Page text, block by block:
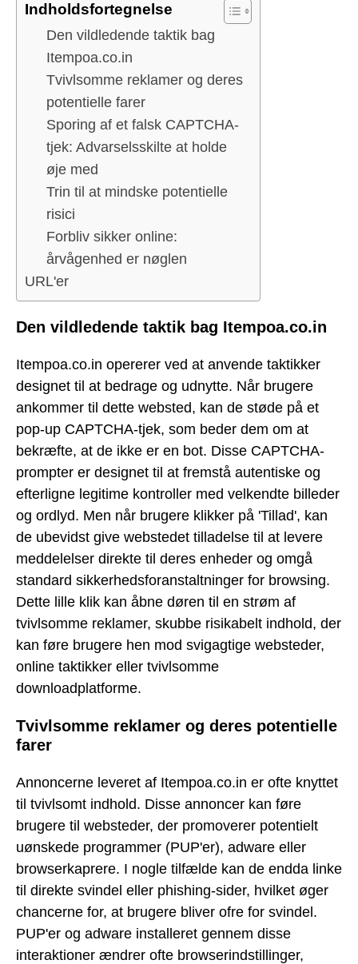
Indholdsfortegnelse
Den vildledende taktik bag
Itempoa.co.in
Tvivlsomme reklamer og deres
potentielle farer
Sporing af et falsk CAPTCHA-
tjek: Advarselsskilte at holde
øje med
Trin til at mindske potentielle
risici
Forbliv sikker online:
årvågenhed er nøglen
URL'er
Den vildledende taktik bag Itempoa.co.in
Itempoa.co.in opererer ved at anvende taktikker
designet til at bedrage og udnytte. Når brugere
ankommer til dette websted, kan de støde på et
pop-up CAPTCHA-tjek, som beder dem om at
bekræfte, at de ikke er en bot. Disse CAPTCHA-
prompter er designet til at fremstå autentiske og
efterligne legitime kontroller med velkendte billeder
og ordlyd. Men når brugere klikker på 'Tillad', kan
de ubevidst give webstedet tilladelse til at levere
meddelelser direkte til deres enheder og omgå
standard sikkerhedsforanstaltninger for browsing.
Dette lille klik kan åbne døren til en strøm af
tvivlsomme reklamer, skubbe risikabelt indhold, der
kan føre brugere hen mod svigagtige websteder,
online taktikker eller tvivlsomme
downloadplatforme.
Tvivlsomme reklamer og deres potentielle
farer
Annoncerne leveret af Itempoa.co.in er ofte knyttet
til tvivlsomt indhold. Disse annoncer kan føre
brugere til websteder, der promoverer potentielt
uønskede programmer (PUP'er), adware eller
browserkaprere. I nogle tilfælde kan de endda linke
til direkte svindel eller phishing-sider, hvilket øger
chancerne for, at brugere bliver ofre for svindel.
PUP'er og adware installeret gennem disse
interaktioner ændrer ofte browserindstillinger,